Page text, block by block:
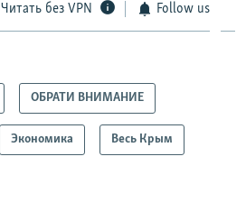
Читать без VPN Follow us
ОБРАТИ ВНИМАНИЕ
Экономика Весь Крым